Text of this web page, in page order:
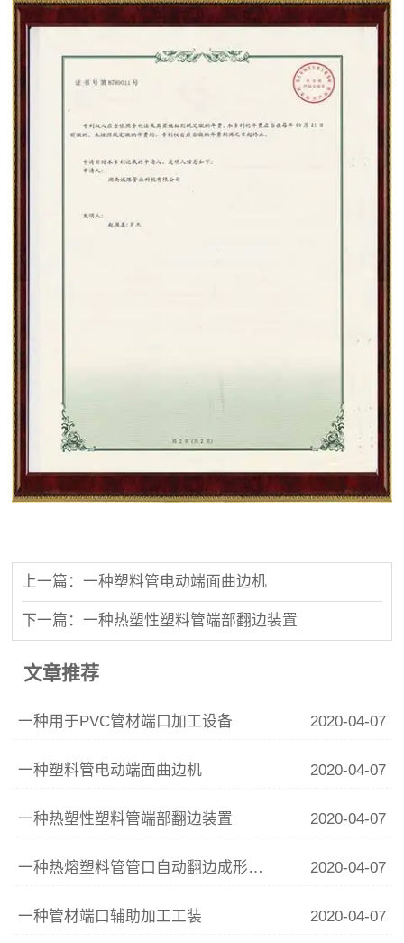
上一篇：一种塑料管电动端面曲边机
下一篇：一种热塑性塑料管端部翻边装置
文章推荐
一种用于PVC管材端口加工设备 2020-04-07
一种塑料管电动端面曲边机 2020-04-07
一种热塑性塑料管端部翻边装置 2020-04-07
一种热熔塑料管管口自动翻边成形设备 2020-04-07
一种管材端口辅助加工工装 2020-04-07